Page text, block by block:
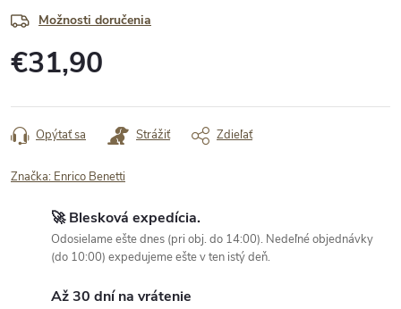
Možnosti doručenia
€31,90
cena:
Opýtať sa Strážiť Zdieľať
Značka: Enrico Benetti
🚀 Blesková expedícia.
Odosielame ešte dnes (pri obj. do 14:00). Nedeľné objednávky
(do 10:00) expedujeme ešte v ten istý deň.
Až 30 dní na vrátenie